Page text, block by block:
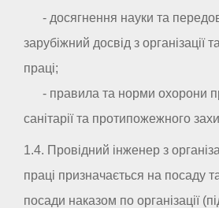
- досягнення науки та
зарубіжний досвід з організації
праці;
- правила та норми охорони
санітарії та протипожежного
1.4. Провідний інженер з
праці призначається на посаду
посади наказом по організації